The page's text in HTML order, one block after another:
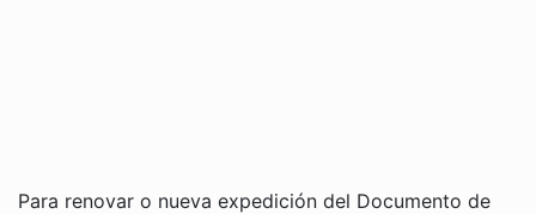
Para renovar o nueva expedición del Documento de